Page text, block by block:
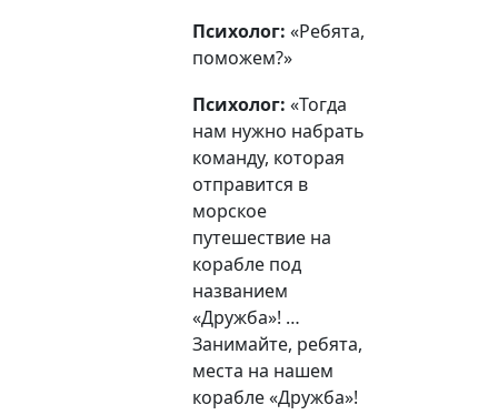
Психолог: «Ребята,
поможем?»
Психолог: «Тогда
нам нужно набрать
команду, которая
отправится в
морское
путешествие на
корабле под
названием
«Дружба»! …
Занимайте, ребята,
места на нашем
корабле«Дружба»!